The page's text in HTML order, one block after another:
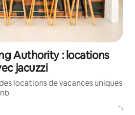
Authority : locations
jacuzzi
locations de vacances uniques